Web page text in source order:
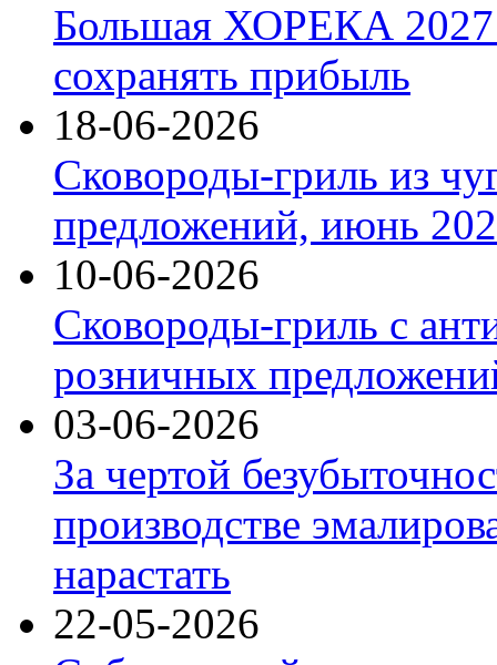
Большая ХОРЕКА 2027:
сохранять прибыль
18-06-2026
Сковороды-гриль из
предложений, июнь
10-06-2026
Сковороды-гриль с
розничных
03-06-2026
За чертой
производстве
нарастать
22-05-2026